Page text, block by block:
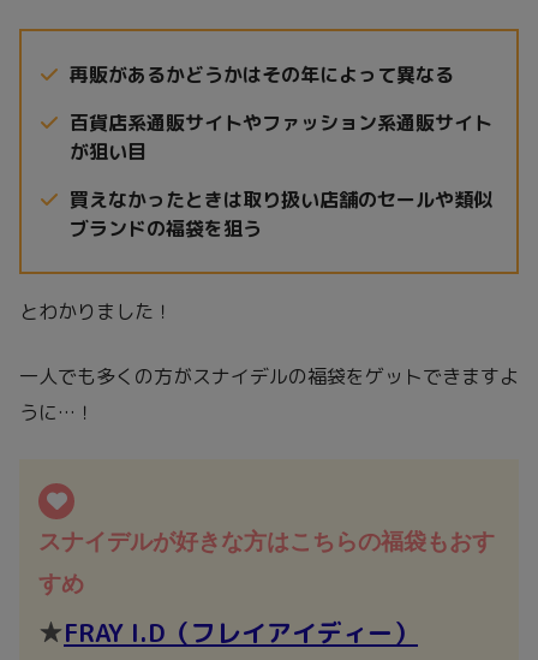
再販があるかどうかはその年によって異なる
百貨店系通販サイトやファッション系通販サイト
が狙い目
買えなかったときは取り扱い店舗のセールや類似
ブランドの福袋を狙う
とわかりました！
一人でも多くの方がスナイデルの福袋をゲットできますよ
うに…！
スナイデルが好きな方はこちらの福袋もおす
すめ
★FRAY I.D（フレイアイディー）